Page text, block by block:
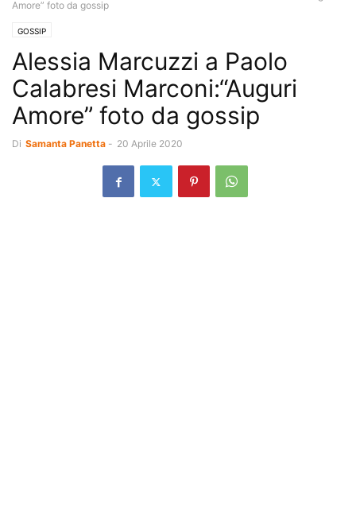
Amore” foto da gossip
GOSSIP
Alessia Marcuzzi a Paolo
Calabresi Marconi:“Auguri
Amore” foto da gossip
Di Samanta Panetta - 20 Aprile 2020